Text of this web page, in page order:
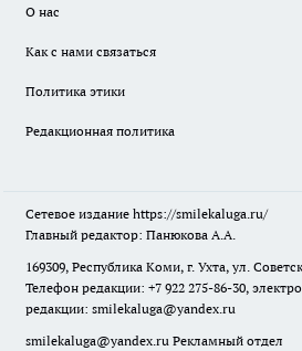
О нас
Как с нами связаться
Политика этики
Редакционная политика
Сетевое издание https://smilekaluga.ru/
Главный редактор: Панюкова А.А.
169309, Республика Коми, г. Ухта, ул.
Телефон редакции: +7 922 275-86-30,
редакции: smilekaluga@yandex.ru
smilekaluga@yandex.ru Рекламный отдел